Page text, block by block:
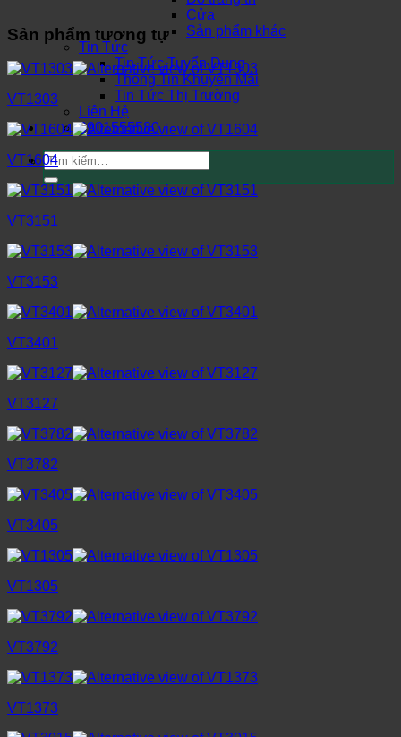
Cửa
Sản phẩm khác
Tin Tức
Tin Tức Tuyển Dụng
Thông Tin Khuyến Mãi
Tin Tức Thị Trường
Liên Hệ
0901555580
Tìm
kiếm:
Sản phẩm tương tự
VT1303
VT1604
VT3151
VT3153
VT3401
VT3127
VT3782
VT3405
VT1305
VT3792
VT1373